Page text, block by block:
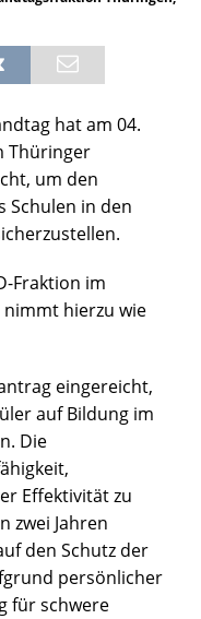
hat am 04.
Thüringer
um den
Schulen in den
Fraktion im
hierzu wie
eingereicht,
auf Bildung im
Die
Effektivität zu
zwei Jahren
den Schutz der
persönlicher
für schwere